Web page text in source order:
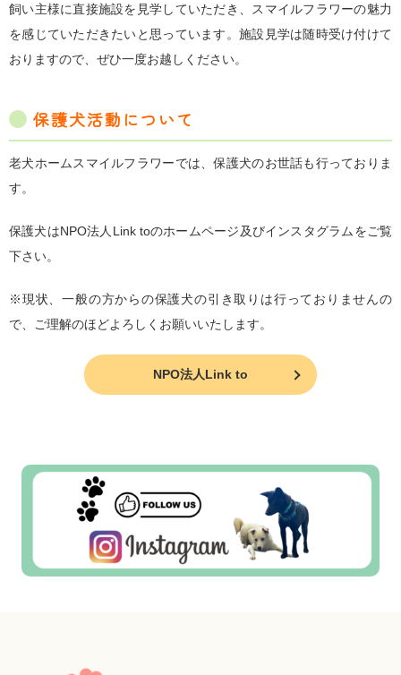
飼い主様に直接施設を見学していただき、スマイルフラワーの魅力
を感じていただきたいと思っています。施設見学は随時受け付けて
おりますので、ぜひ一度お越しください。
保護犬活動について
老犬ホームスマイルフラワーでは、保護犬のお世話も行っておりま
す。
保護犬はNPO法人Link toのホームページ及びインスタグラムをご覧
下さい。
※現状、一般の方からの保護犬の引き取りは行っておりませんの
で、ご理解のほどよろしくお願いいたします。
NPO法人Link to